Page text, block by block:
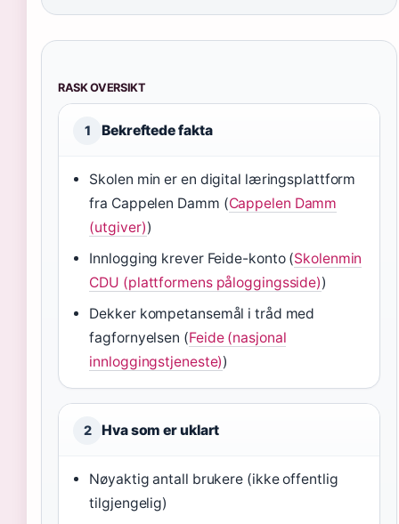
RASK OVERSIKT
1 Bekreftede fakta
Skolen min er en digital læringsplattform
fra Cappelen Damm (Cappelen Damm
(utgiver))
Innlogging krever Feide-konto (Skolenmin
CDU (plattformens påloggingsside))
Dekker kompetansemål i tråd med
fagfornyelsen (Feide (nasjonal
innloggingstjeneste))
2 Hva som er uklart
Nøyaktig antall brukere (ikke offentlig
tilgjengelig)